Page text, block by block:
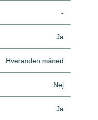
-
Ja
Hveranden måned
Nej
Ja